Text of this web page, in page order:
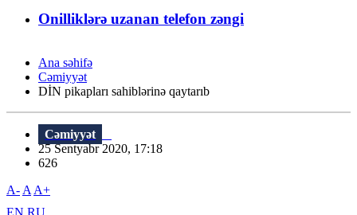
Onilliklərə uzanan telefon zəngi
Ana səhifə
Cəmiyyət
DİN pikapları sahiblərinə qaytarıb
Cəmiyyət
25 Sentyabr 2020, 17:18
626
A- A A+
EN RU